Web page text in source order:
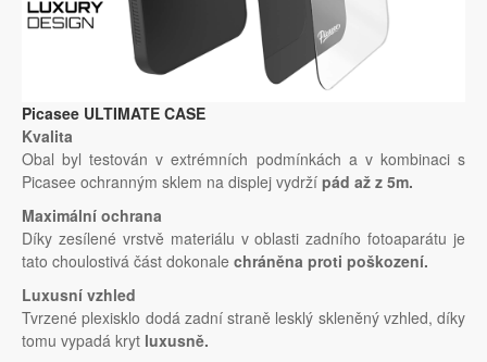
Picasee ULTIMATE CASE
Kvalita
Obal byl testován v extrémních podmínkách a v kombinaci s
Picasee ochranným sklem na displej vydrží pád až z 5m.
Maximální ochrana
Díky zesílené vrstvě materiálu v oblasti zadního fotoaparátu je
tato choulostivá část dokonale chráněna proti poškození.
Luxusní vzhled
Tvrzené plexisklo dodá zadní straně lesklý skleněný vzhled, díky
tomu vypadá kryt luxusně.